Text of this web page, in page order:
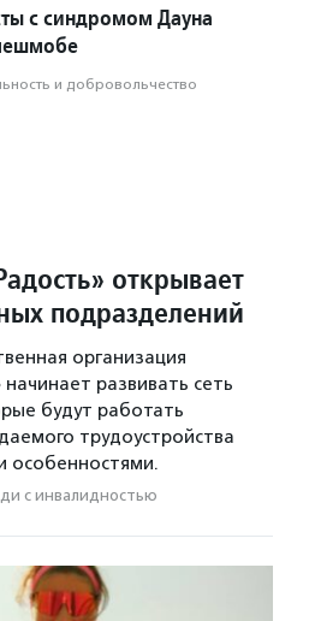
с синдромом Дауна
и доброволь­чест­во
открывает
подразделений
организация
развивать сеть
будут работать
трудоустройства
особенностями.
с инвалидностью